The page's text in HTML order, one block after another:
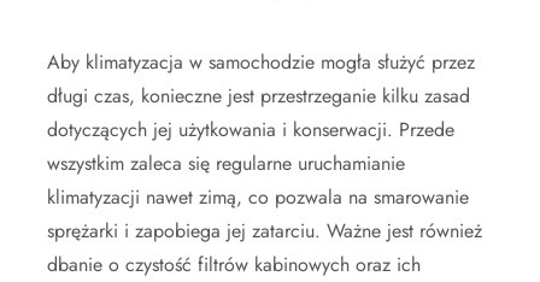
Aby klimatyzacja w samochodzie mogła służyć przez
długi czas, konieczne jest przestrzeganie kilku zasad
dotyczących jej użytkowania i konserwacji. Przede
wszystkim zaleca się regularne uruchamianie
klimatyzacji nawet zimą, co pozwala na smarowanie
sprężarki i zapobiega jej zatarciu. Ważne jest również
dbanie o czystość filtrów kabinowych oraz ich